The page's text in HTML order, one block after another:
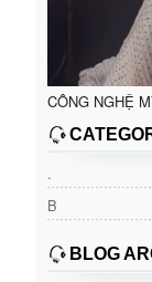
CÔNG NGHỆ
.
B
BLOG